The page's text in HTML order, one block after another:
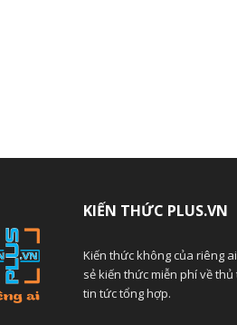
KIẾN THỨC PLUS.VN
Kiến thức không của riêng
sẻ kiến thức miễn phí về
tin tức tổng hợp.